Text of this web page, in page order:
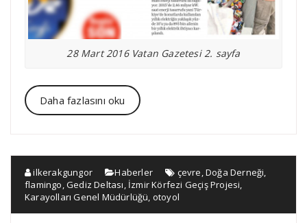
28 Mart 2016 Vatan Gazetesi 2. sayfa
Daha fazlasını oku
ilkerakgungor Haberler çevre ,Doğa Derneği
flamingo ,Gediz Deltası İzmir Körfezi Geçiş Projesi
Karayolları Genel Müdürlüğü otoyol